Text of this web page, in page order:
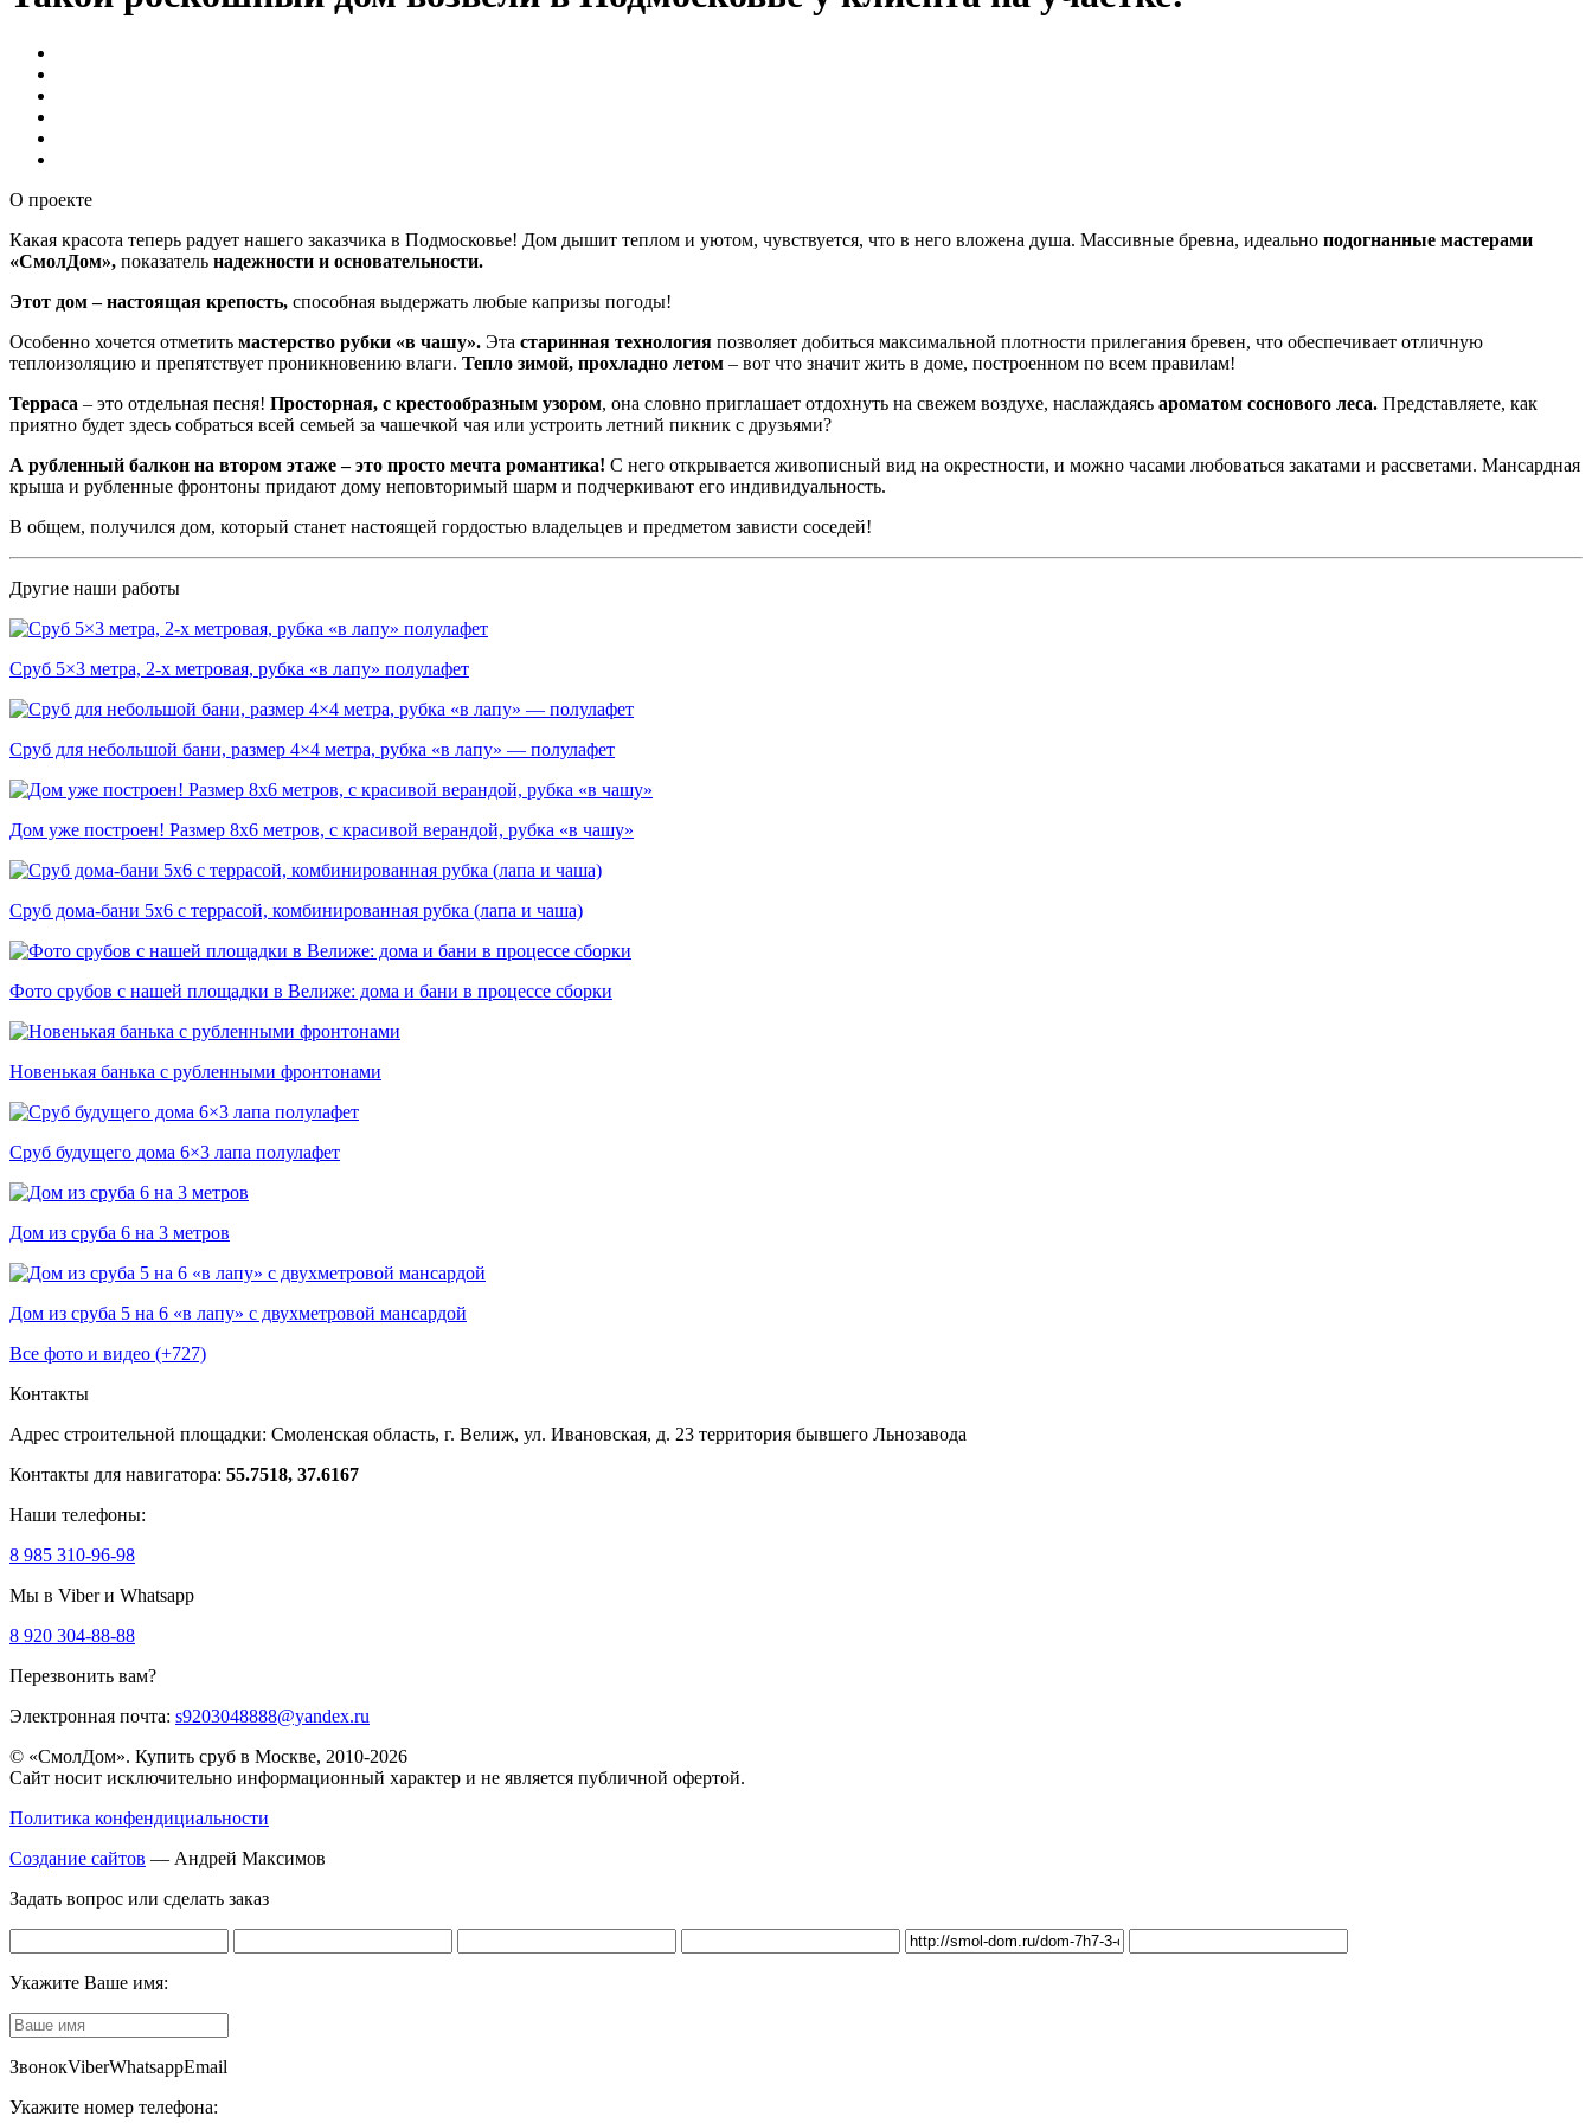
О проекте
Какая красота теперь радует нашего заказчика в Подмосковье! Дом дышит теплом и уютом, чувствуется, что в него вложена душа. Массивные бревна, идеально подогнанные мастерами
«СмолДом», показатель надежности и основательности.
Этот дом – настоящая крепость, способная выдержать любые капризы погоды!
Особенно хочется отметить мастерство рубки «в чашу». Эта старинная технология позволяет добиться максимальной плотности прилегания бревен, что обеспечивает отличную
теплоизоляцию и препятствует проникновению влаги. Тепло зимой, прохладно летом – вот что значит жить в доме, построенном по всем правилам!
Терраса – это отдельная песня! Просторная, с крестообразным узором, она словно приглашает отдохнуть на свежем воздухе, наслаждаясь ароматом соснового леса. Представляете, как
приятно будет здесь собраться всей семьей за чашечкой чая или устроить летний пикник с друзьями?
А рубленный балкон на втором этаже – это просто мечта романтика! С него открывается живописный вид на окрестности, и можно часами любоваться закатами и рассветами. Мансардная
крыша и рубленные фронтоны придают дому неповторимый шарм и подчеркивают его индивидуальность.
В общем, получился дом, который станет настоящей гордостью владельцев и предметом зависти соседей!
Другие наши работы
Сруб 5×3 метра, 2-х метровая, рубка «в лапу» полулафет
Сруб для небольшой бани, размер 4×4 метра, рубка «в лапу» — полулафет
Дом уже построен! Размер 8х6 метров, с красивой верандой, рубка «в чашу»
Сруб дома-бани 5х6 с террасой, комбинированная рубка (лапа и чаша)
Фото срубов с нашей площадки в Велиже: дома и бани в процессе сборки
Новенькая банька с рубленными фронтонами
Сруб будущего дома 6×3 лапа полулафет
Дом из сруба 6 на 3 метров
Дом из сруба 5 на 6 «в лапу» с двухметровой мансардой
Все фото и видео (+727)
Контакты
Адрес строительной площадки: Смоленская область, г. Велиж, ул. Ивановская, д. 23 территория бывшего Льнозавода
Контакты для навигатора: 55.7518, 37.6167
Наши телефоны:
8 985 310-96-98
Мы в Viber и Whatsapp
8 920 304-88-88
Перезвонить вам?
Электронная почта: s9203048888@yandex.ru
© «СмолДом». Купить сруб в Москве, 2010-2026
Сайт носит исключительно информационный характер и не является публичной офертой.
Политика конфендициальности
Создание сайтов — Андрей Максимов
Задать вопрос или сделать заказ
Укажите Ваше имя:
ЗвонокViberWhatsappEmail
Укажите номер телефона: